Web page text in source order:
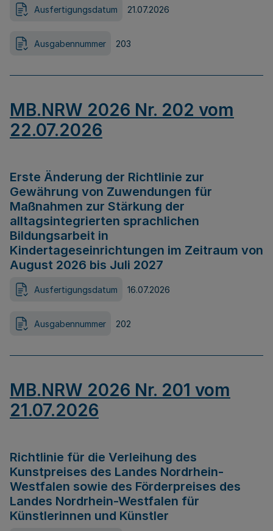
Ausfertigungsdatum 21.07.2026
Ausgabennummer 203
MB.NRW 2026 Nr. 202 vom
22.07.2026
Erste Änderung der Richtlinie zur
Gewährung von Zuwendungen für
Maßnahmen zur Stärkung der
alltagsintegrierten sprachlichen
Bildungsarbeit in
Kindertageseinrichtungen im Zeitraum von
August 2026 bis Juli 2027
Ausfertigungsdatum 16.07.2026
Ausgabennummer 202
MB.NRW 2026 Nr. 201 vom
21.07.2026
Richtlinie für die Verleihung des
Kunstpreises des Landes Nordrhein-
Westfalen sowie des Förderpreises des
Landes Nordrhein-Westfalen für
Künstlerinnen und Künstler